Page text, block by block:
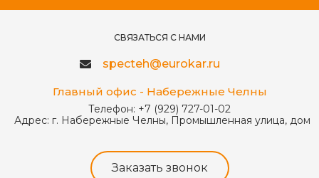
СВЯЗАТЬСЯ С НАМИ
specteh@eurokar.ru
Главный офис - Набережные Челны
Телефон: +7 (929) 727-01-02
Адрес: г. Набережные Челны, Промышленная улица, дом
Заказать звонок